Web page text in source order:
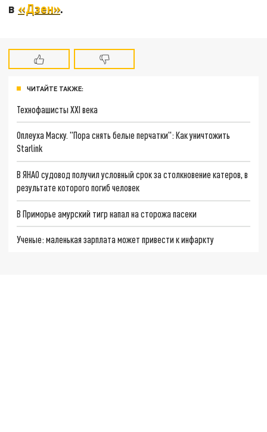
в «Дзен».
ЧИТАЙТЕ ТАКЖЕ:
Технофашисты XXI века
Оплеуха Маску. "Пора снять белые перчатки": Как уничтожить
Starlink
В ЯНАО судовод получил условный срок за столкновение катеров, в
результате которого погиб человек
В Приморье амурский тигр напал на сторожа пасеки
Ученые: маленькая зарплата может привести к инфаркту